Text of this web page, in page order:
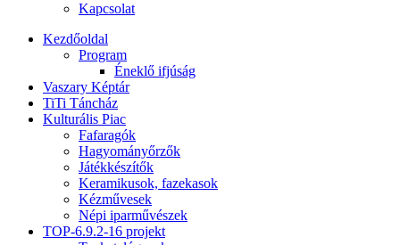
Kapcsolat
Kezdőoldal
Program
Éneklő ifjúság
Vaszary Képtár
TiTi Táncház
Kulturális Piac
Fafaragók
Hagyományőrzők
Játékkészítők
Keramikusok, fazekasok
Kézművesek
Népi iparművészek
TOP-6.9.2-16 projekt